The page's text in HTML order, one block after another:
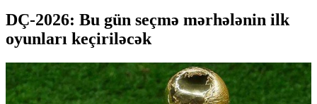
DÇ-2026: Bu gün seçmə mərhələnin ilk
oyunları keçiriləcək